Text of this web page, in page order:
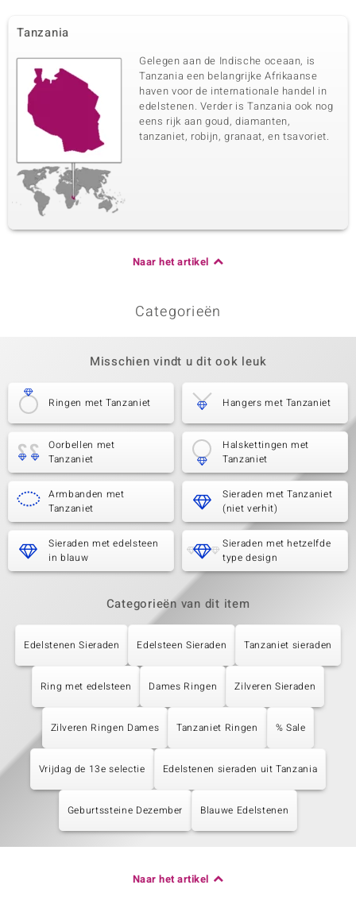
Tanzania
Gelegen aan de Indische oceaan, is
Tanzania een belangrijke Afrikaanse
haven voor de internationale handel in
edelstenen. Verder is Tanzania ook nog
eens rijk aan goud, diamanten,
tanzaniet, robijn, granaat, en tsavoriet.
Naar het artikel
Categorieën
Misschien vindt u dit ook leuk
Ringen met Tanzaniet Hangers met Tanzaniet
Oorbellen met
Tanzaniet
Halskettingen met
Tanzaniet
Armbanden met
Tanzaniet
Sieraden met Tanzaniet
(niet verhit)
Sieraden met edelsteen
in blauw
Sieraden met hetzelfde
type design
Categorieën van dit item
Edelstenen Sieraden Edelsteen Sieraden Tanzaniet sieraden
Ring met edelsteen Dames Ringen Zilveren Sieraden
Zilveren Ringen Dames Tanzaniet Ringen % Sale
Vrijdag de 13e selectie Edelstenen sieraden uit Tanzania
Geburtssteine Dezember Blauwe Edelstenen
Naar het artikel